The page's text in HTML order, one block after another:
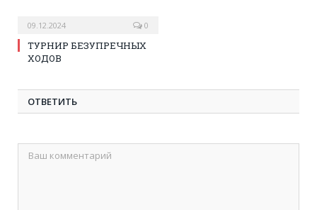
09.12.2024 0
ТУРНИР БЕЗУПРЕЧНЫХ
ХОДОВ
ОТВЕТИТЬ